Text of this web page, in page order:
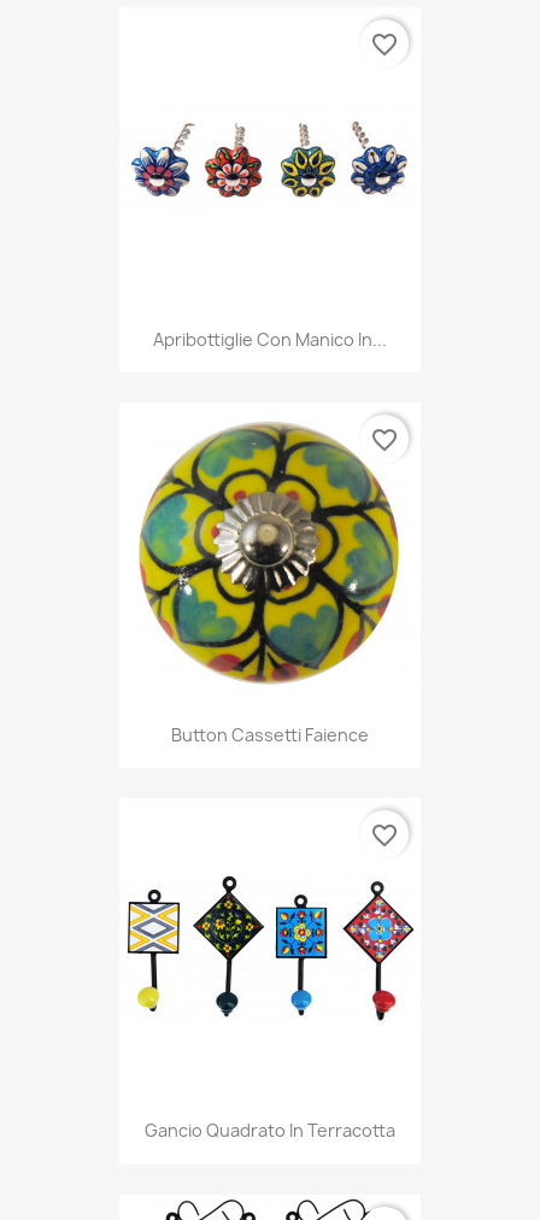
Apribottiglie Con Manico In...
favorite_border
Button Cassetti Faience
favorite_border
Gancio Quadrato In Terracotta
favorite_border